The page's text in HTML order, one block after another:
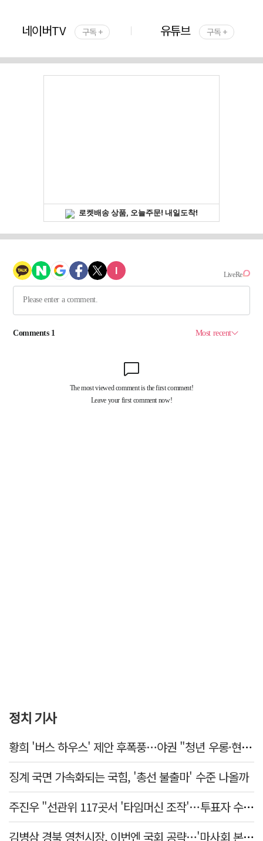
네이버TV 구독 + 유튜브 구독 +
정치 기사
황희 '버스 하우스' 제안 후폭풍…야권 "청년 우롱·현실 괴리" 총공세
징계 국면 가속화되는 국힘, '총선 불출마' 수준 나올까
주진우 "선관위 117곳서 '타임머신 조작'…투표자 수 미리 입력"
김병삼 경북 영천시장, 이번엔 국회 공략…'마사회 본사 이전·광역교통망 확충' 요청